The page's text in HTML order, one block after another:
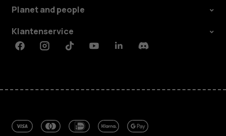
Planet and people
Klantenservice
FacebookInstagramTiktokYoutubeLinkedinDiscord